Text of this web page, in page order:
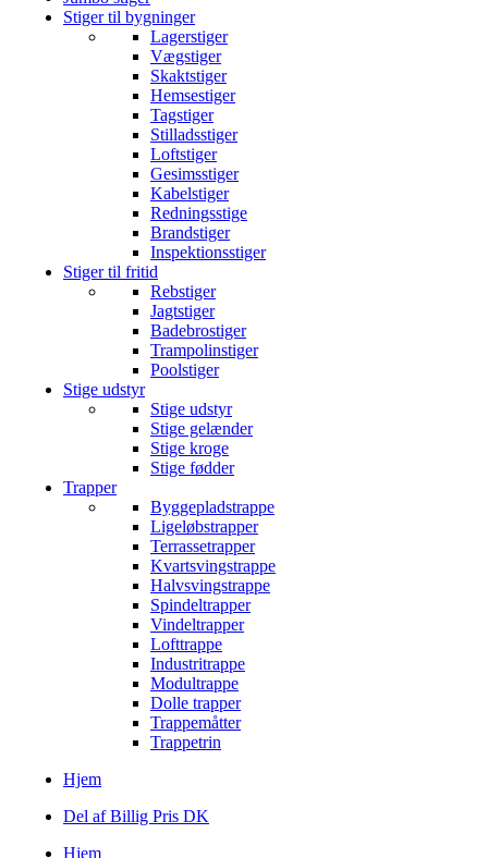
Stiger til bygninger
Lagerstiger
Vægstiger
Skaktstiger
Hemsestiger
Tagstiger
Stilladsstiger
Loftstiger
Gesimsstiger
Kabelstiger
Redningsstige
Brandstiger
Inspektionsstiger
Stiger til fritid
Rebstiger
Jagtstiger
Badebrostiger
Trampolinstiger
Poolstiger
Stige udstyr
Stige udstyr
Stige gelænder
Stige kroge
Stige fødder
Trapper
Byggepladstrappe
Ligeløbstrapper
Terrassetrapper
Kvartsvingstrappe
Halvsvingstrappe
Spindeltrapper
Vindeltrapper
Lofttrappe
Industritrappe
Modultrappe
Dolle trapper
Trappemåtter
Trappetrin
Hjem
Del af Billig Pris DK
Hjem